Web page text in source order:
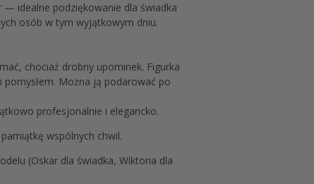
— idealne podziękowanie dla świadka
osób w tym wyjątkowym dniu.
chociaż drobny upominek. Figurka
pomysłem. Można ją podarować po
profesjonalnie i elegancko.
wspólnych chwil.
(Oskar dla świadka, Wiktoria dla